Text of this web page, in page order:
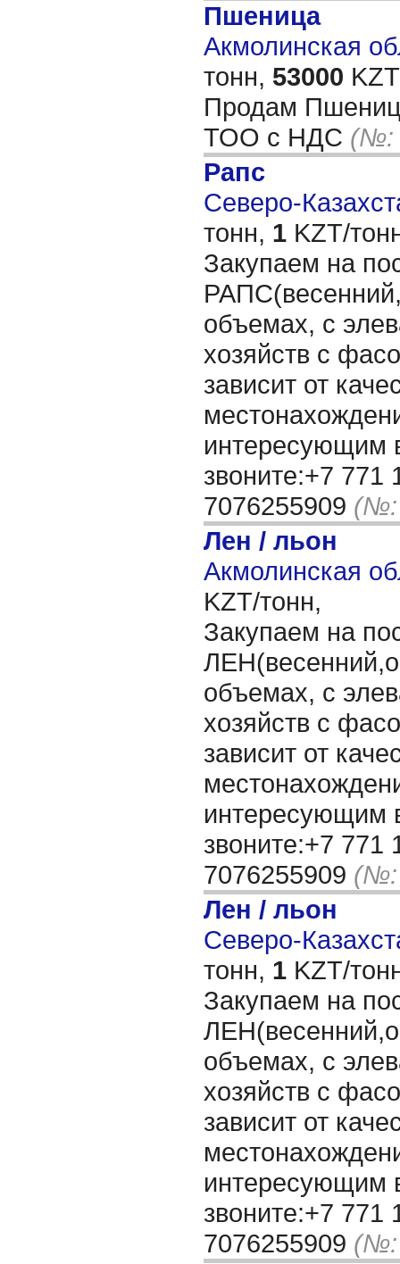
Пшеница
Акмолинская
тонн, 53000
Продам
ТОО с НДС (№:
Рапс
Северо-
тонн, 1 KZT/
Закупаем на
объемах, с
хозяйств с
зависит от
интересующим
звоните:+7 771
7076255909 (№:
Лен / льон
Акмолинская
KZT/тонн,
Закупаем на
объемах, с
хозяйств с
зависит от
интересующим
звоните:+7 771
7076255909 (№:
Лен / льон
Северо-
тонн, 1 KZT/
Закупаем на
объемах, с
хозяйств с
зависит от
интересующим
звоните:+7 771
7076255909 (№: